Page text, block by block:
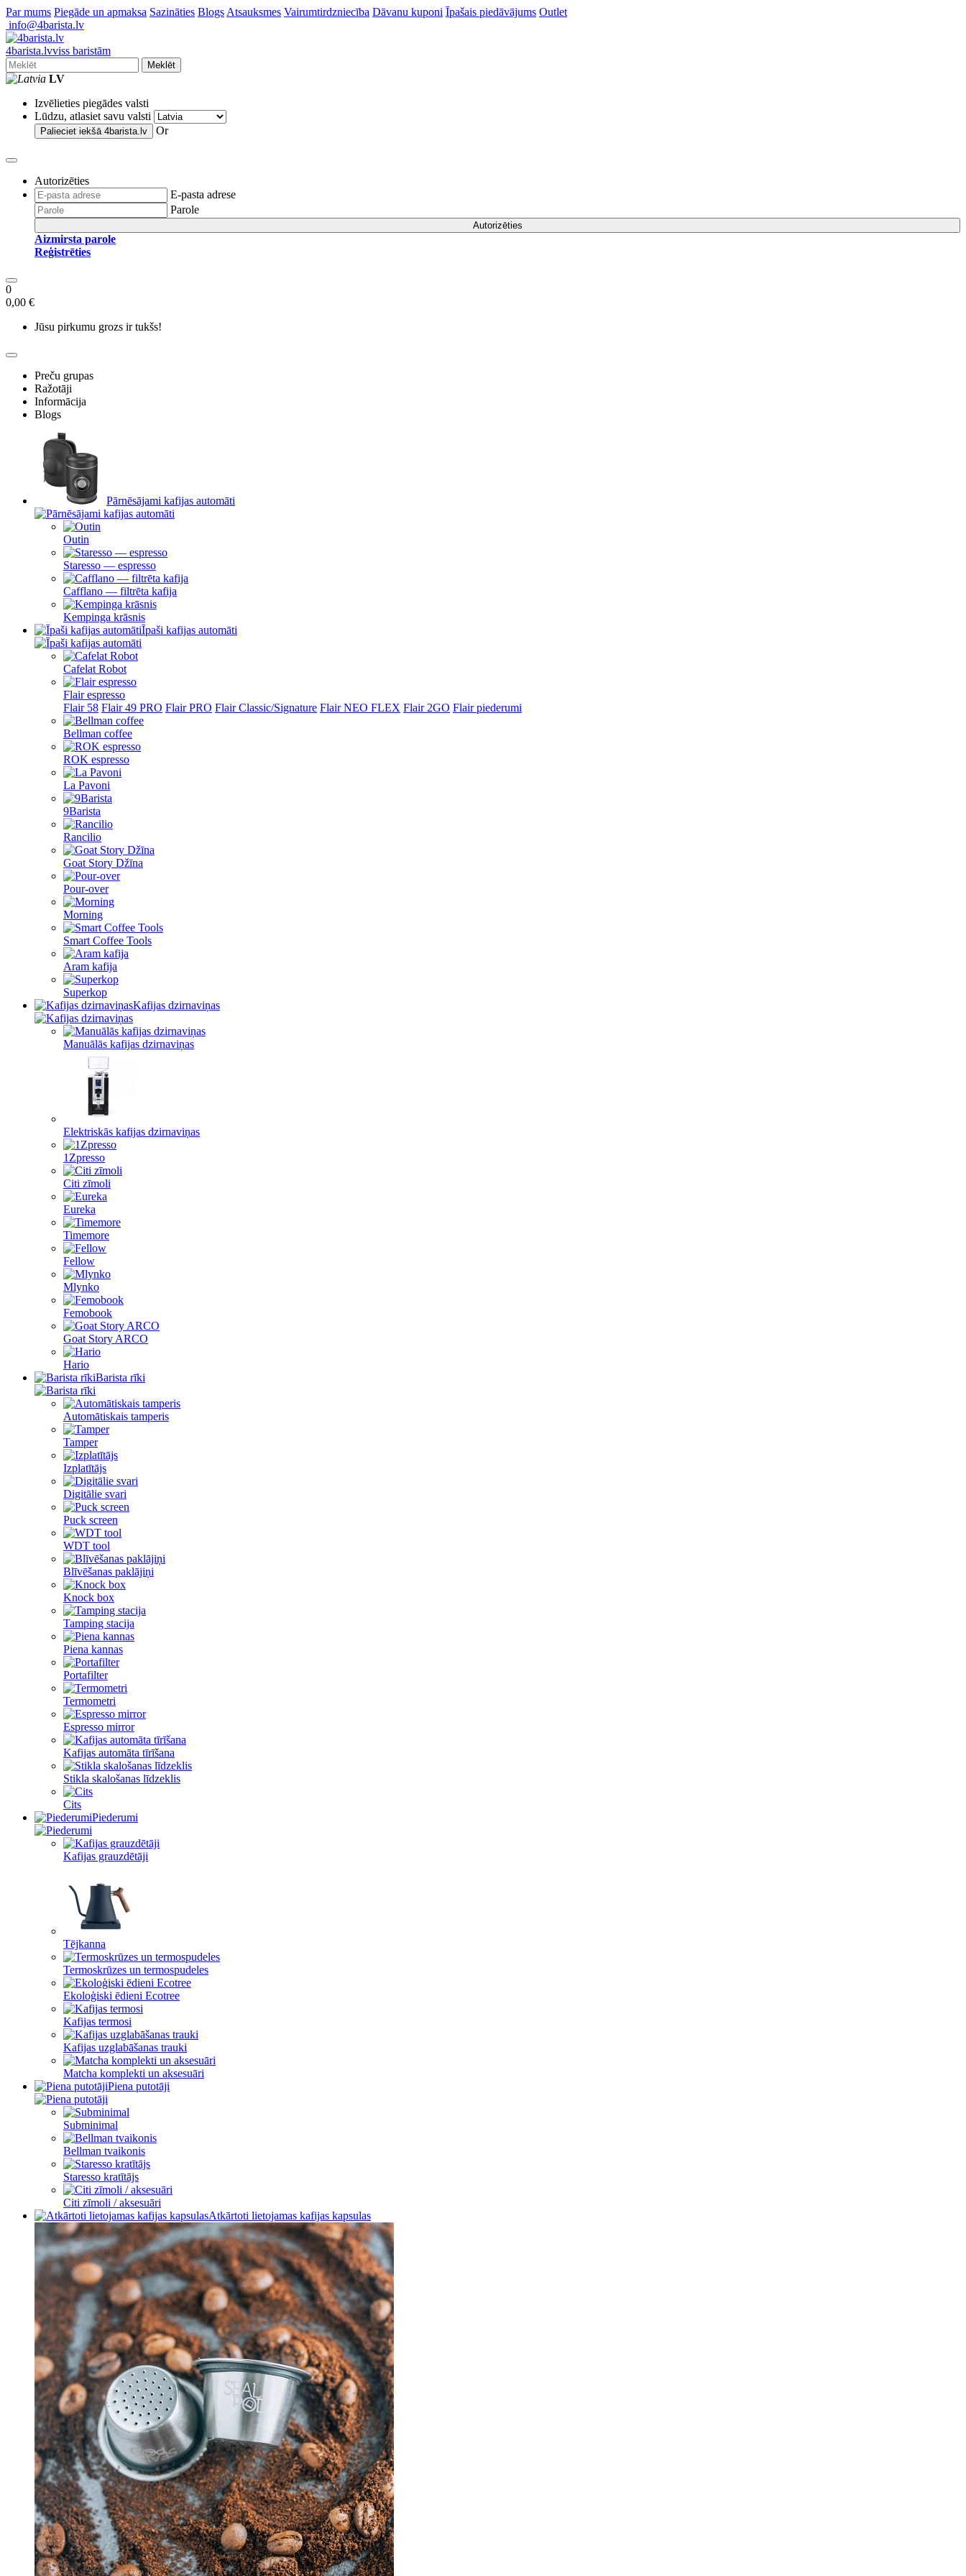
Par mums Piegāde un apmaksa Sazināties Blogs Atsauksmes Vairumtirdzniecība Dāvanu kuponi Īpašais piedāvājums Outlet
info@4barista.lv
4barista.lvviss baristām
Meklēt
LV
Izvēlieties piegādes valsti
Lūdzu, atlasiet savu valsti
Palieciet iekšā 4barista.lv Or
Autorizēties
E-pasta adrese
Parole
Autorizēties
Aizmirsta parole
Reģistrēties
0
0,00 €
Jūsu pirkumu grozs ir tukšs!
Preču grupas
Ražotāji
Informācija
Blogs
Pārnēsājami kafijas automāti
Outin
Staresso — espresso
Cafflano — filtrēta kafija
Kempinga krāsnis
Īpaši kafijas automāti
Cafelat Robot
Flair espresso
Flair 58 Flair 49 PRO Flair PRO Flair Classic/Signature Flair NEO FLEX Flair 2GO Flair piederumi
Bellman coffee
ROK espresso
La Pavoni
9Barista
Rancilio
Goat Story Džīna
Pour-over
Morning
Smart Coffee Tools
Aram kafija
Superkop
Kafijas dzirnaviņas
Manuālās kafijas dzirnaviņas
Elektriskās kafijas dzirnaviņas
1Zpresso
Citi zīmoli
Eureka
Timemore
Fellow
Mlynko
Femobook
Goat Story ARCO
Hario
Barista rīki
Automātiskais tamperis
Tamper
Izplatītājs
Digitālie svari
Puck screen
WDT tool
Blīvēšanas paklājiņi
Knock box
Tamping stacija
Piena kannas
Portafilter
Termometri
Espresso mirror
Kafijas automāta tīrīšana
Stikla skalošanas līdzeklis
Cits
Piederumi
Kafijas grauzdētāji
Tējkanna
Termoskrūzes un termospudeles
Ekoloģiski ēdieni Ecotree
Kafijas termosi
Kafijas uzglabāšanas trauki
Matcha komplekti un aksesuāri
Piena putotāji
Subminimal
Bellman tvaikonis
Staresso kratītājs
Citi zīmoli / aksesuāri
Atkārtoti lietojamas kafijas kapsulas